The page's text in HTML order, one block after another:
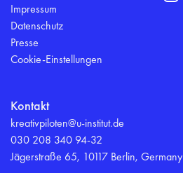
Impressum
Datenschutz
Presse
Cookie-Einstellungen
Kontakt
kreativpiloten@u-institut.de
030 208 340 94-32
Jägerstraße 65, 10117 Berlin, Germany